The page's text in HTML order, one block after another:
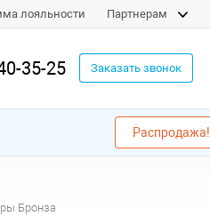
лояльности Партнерам
35-25 Заказать звонок
Распродажа!
Бронза